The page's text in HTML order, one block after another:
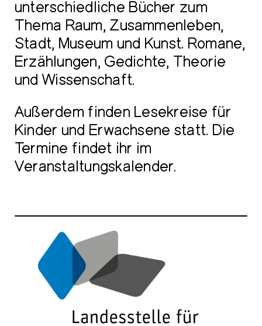
unterschiedliche Bücher zum
Thema Raum, Zusammenleben,
Stadt, Museum und Kunst. Romane,
Erzählungen, Gedichte, Theorie
und Wissenschaft.
Außerdem finden Lesekreise für
Kinder und Erwachsene statt. Die
Termine findet ihr im
Veranstaltungskalender.